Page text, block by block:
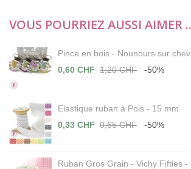
VOUS POURRIEZ AUSSI AIMER
Pince en bois - Nounours sur
0,60 CHF 1,20 CHF -50%
Elastique ruban à Pois - 15 mm
0,33 CHF 0,65 CHF -50%
Ruban Gros Grain - Vichy Fifties -